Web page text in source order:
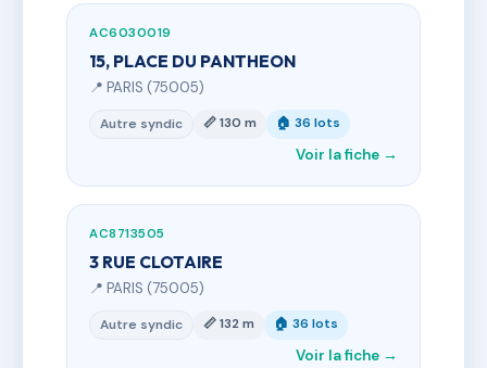
AC6030019
15, PLACE DU PANTHEON
📍 PARIS (75005)
Autre syndic 📏 130 m 🏠 36 lots
Voir la fiche →
AC8713505
3 RUE CLOTAIRE
📍 PARIS (75005)
Autre syndic 📏 132 m 🏠 36 lots
Voir la fiche →